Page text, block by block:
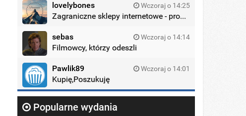
lovelybones Wczoraj o 14:25
Zagraniczne sklepy internetowe - promocje
sebas Wczoraj o 14:14
Filmowcy, którzy odeszli
Pawlik89 Wczoraj o 14:01
Kupię,Poszukuję
Popularne wydania